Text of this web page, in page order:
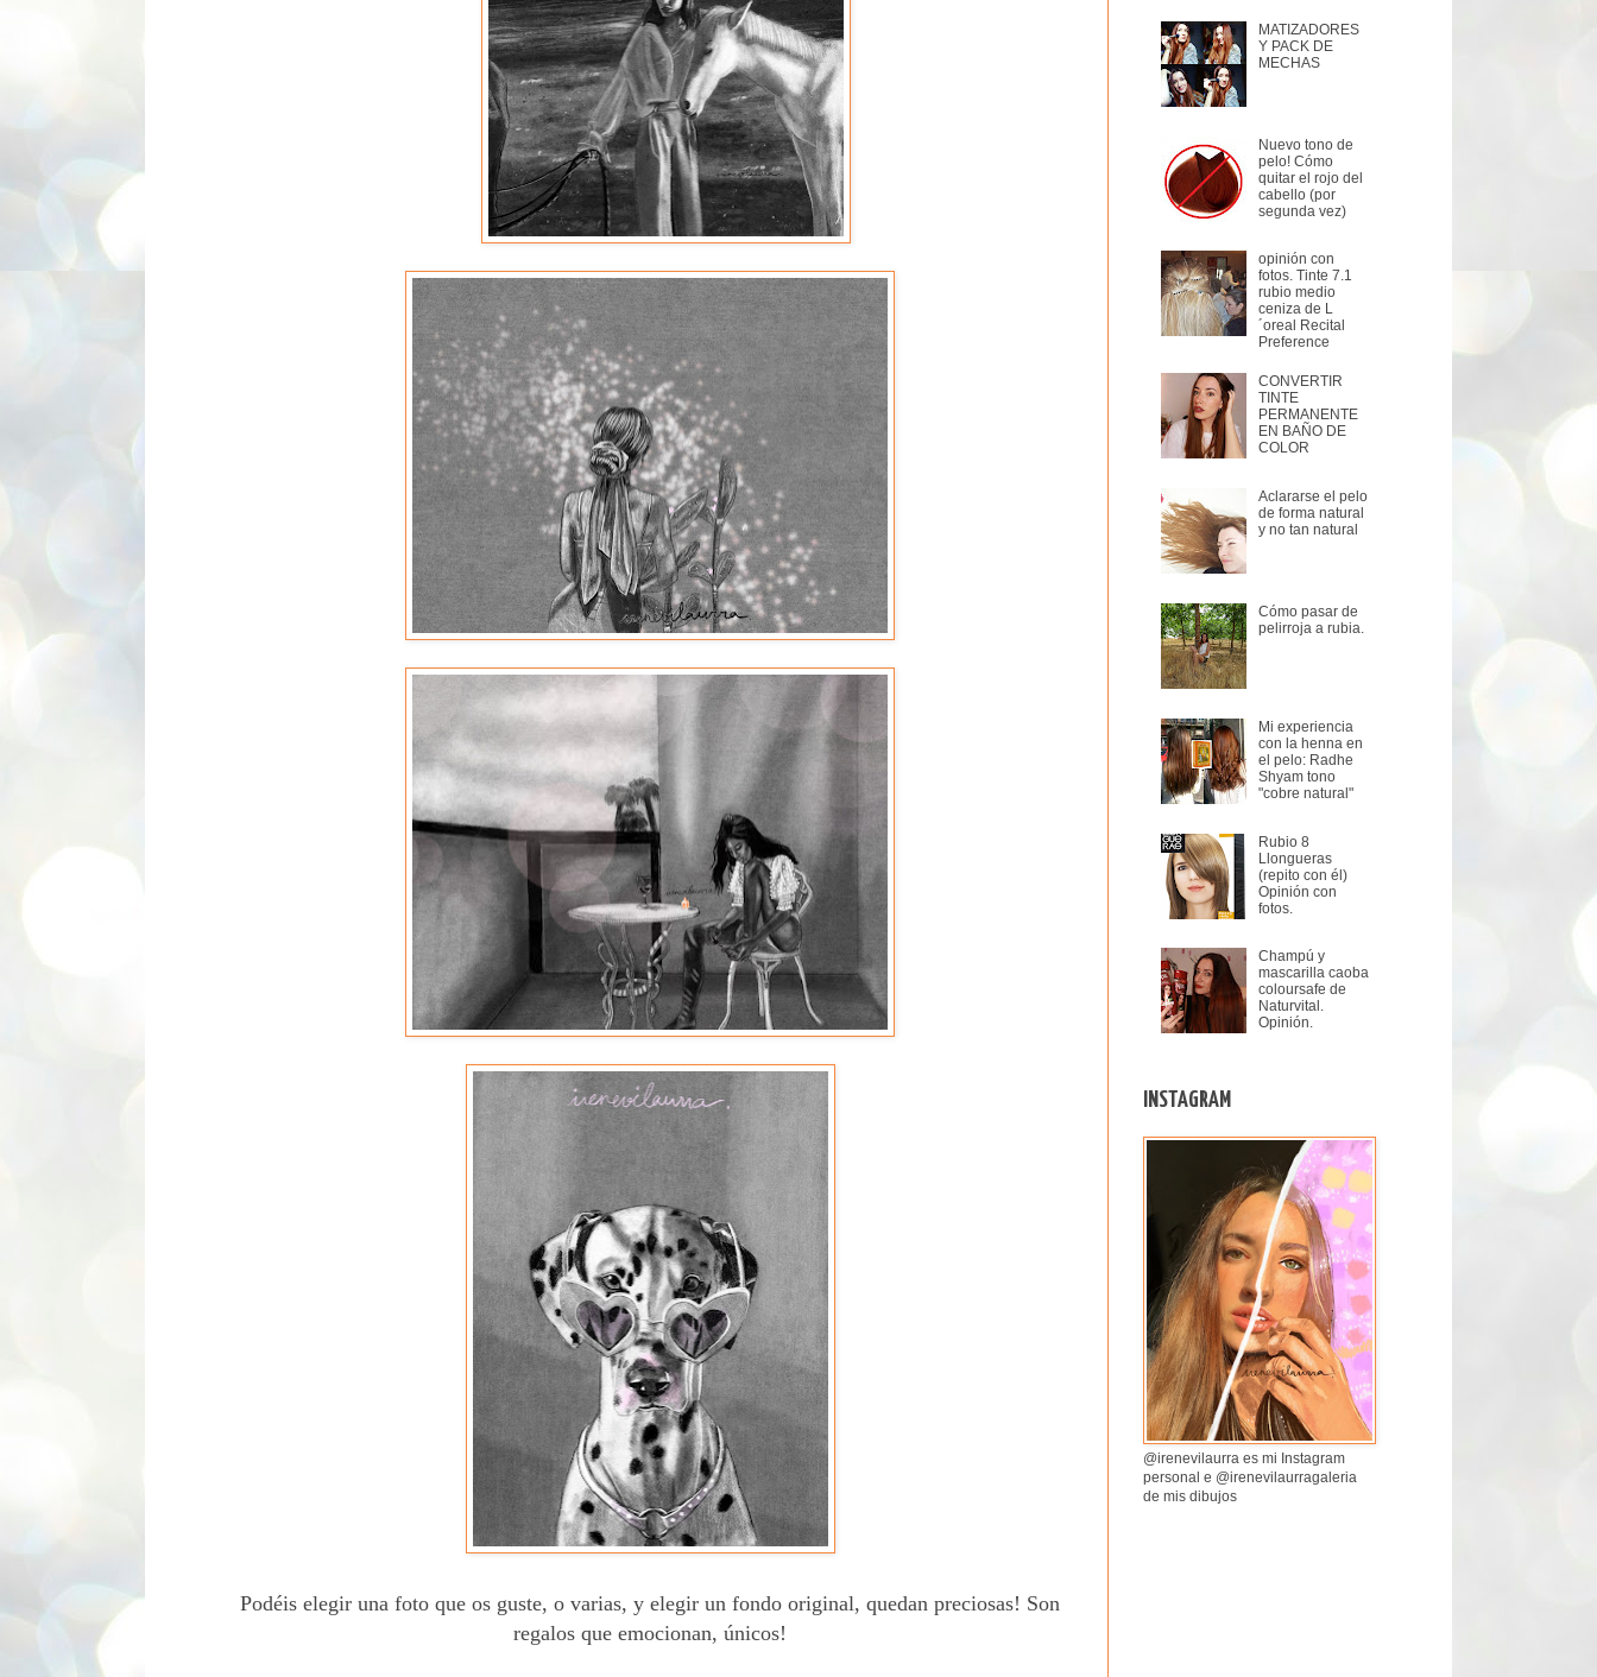
Podéis elegir una foto que os guste, o varias, y elegir un fondo original, quedan preciosas! Son
regalos que emocionan, únicos!
MATIZADORES
Y PACK DE
MECHAS
Nuevo tono de
pelo! Cómo
quitar el rojo del
cabello (por
segunda vez)‏
opinión con
fotos. Tinte 7.1
rubio medio
ceniza de L
´oreal Recital
Preference
CONVERTIR
TINTE
PERMANENTE
EN BAÑO DE
COLOR
Aclararse el pelo
de forma natural
y no tan natural
Cómo pasar de
pelirroja a rubia.
Mi experiencia
con la henna en
el pelo: Radhe
Shyam tono
"cobre natural"
Rubio 8
Llongueras
(repito con él)
Opinión con
fotos.
Champú y
mascarilla caoba
coloursafe de
Naturvital.
Opinión.
INSTAGRAM
@irenevilaurra es mi Instagram
personal e @irenevilaurragaleria
de mis dibujos